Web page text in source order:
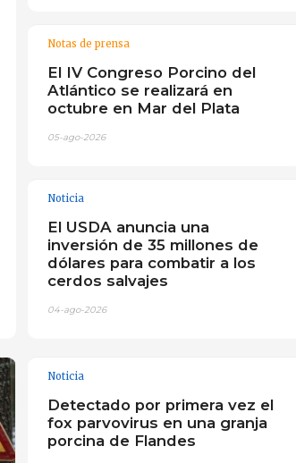
Notas de prensa
El IV Congreso Porcino del
Atlántico se realizará en
octubre en Mar del Plata
05-ago-2026
Noticia
El USDA anuncia una
inversión de 35 millones de
dólares para combatir a los
cerdos salvajes
04-ago-2026
Noticia
Detectado por primera vez el
fox parvovirus en una granja
porcina de Flandes